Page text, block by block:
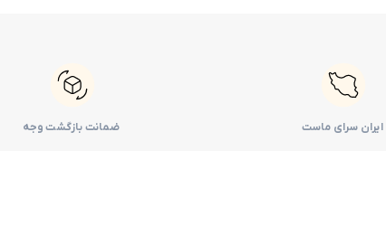
ایران سرای ماست ضمانت بازگشت وجه